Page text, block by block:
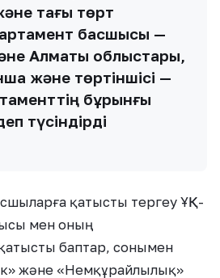
тағы төрт
басшысы —
Алматы облыстары,
және төртіншісі —
бұрынғы
түсіндірді
қатысты тергеу ҰҚК-
мен оның
баптар, сонымен
және «Немқұрайлылық»